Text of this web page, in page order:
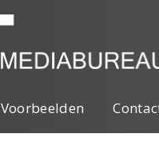
Voorbeelden